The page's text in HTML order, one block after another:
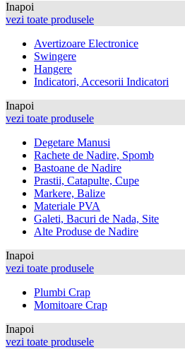
Inapoi
vezi toate produsele
Avertizoare Electronice
Swingere
Hangere
Indicatori, Accesorii Indicatori
Inapoi
vezi toate produsele
Degetare Manusi
Rachete de Nadire, Spomb
Bastoane de Nadire
Prastii, Catapulte, Cupe
Markere, Balize
Materiale PVA
Galeti, Bacuri de Nada, Site
Alte Produse de Nadire
Inapoi
vezi toate produsele
Plumbi Crap
Momitoare Crap
Inapoi
vezi toate produsele